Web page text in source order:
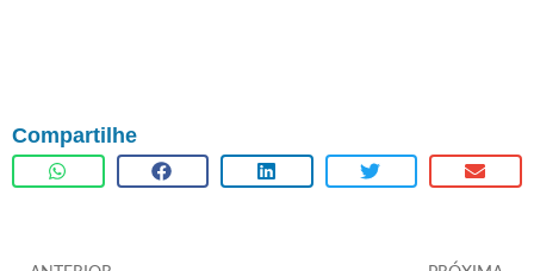
Compartilhe